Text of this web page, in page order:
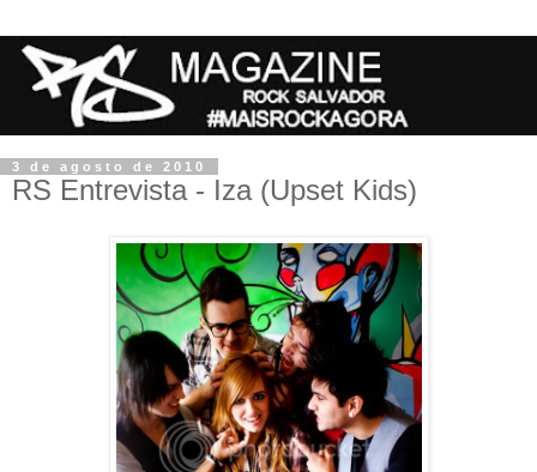
3 de agosto de 2010
RS Entrevista - Iza (Upset Kids)